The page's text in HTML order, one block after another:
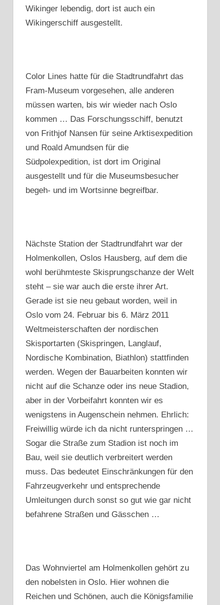
Wikinger lebendig, dort ist auch ein
Wikingerschiff ausgestellt.
Color Lines hatte für die Stadtrundfahrt das
Fram-Museum vorgesehen, alle anderen
müssen warten, bis wir wieder nach Oslo
kommen … Das Forschungsschiff, benutzt
von Frithjof Nansen für seine Arktisexpedition
und Roald Amundsen für die
Südpolexpedition, ist dort im Original
ausgestellt und für die Museumsbesucher
begeh- und im Wortsinne begreifbar.
Nächste Station der Stadtrundfahrt war der
Holmenkollen, Oslos Hausberg, auf dem die
wohl berühmteste Skisprungschanze der Welt
steht – sie war auch die erste ihrer Art.
Gerade ist sie neu gebaut worden, weil in
Oslo vom 24. Februar bis 6. März 2011
Weltmeisterschaften der nordischen
Skisportarten (Skispringen, Langlauf,
Nordische Kombination, Biathlon) stattfinden
werden. Wegen der Bauarbeiten konnten wir
nicht auf die Schanze oder ins neue Stadion,
aber in der Vorbeifahrt konnten wir es
wenigstens in Augenschein nehmen. Ehrlich:
Freiwillig würde ich da nicht runterspringen …
Sogar die Straße zum Stadion ist noch im
Bau, weil sie deutlich verbreitert werden
muss. Das bedeutet Einschränkungen für den
Fahrzeugverkehr und entsprechende
Umleitungen durch sonst so gut wie gar nicht
befahrene Straßen und Gässchen …
Das Wohnviertel am Holmenkollen gehört zu
den nobelsten in Oslo. Hier wohnen die
Reichen und Schönen, auch die Königsfamilie